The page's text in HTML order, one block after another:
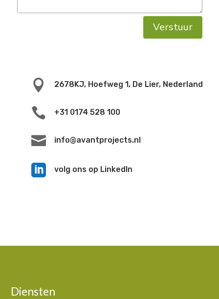
Verstuur
 2678KJ, Hoefweg 1, De Lier, Nederland
 +31 0174 528 100
 info@avantprojects.nl
 volg ons op LinkedIn
Diensten